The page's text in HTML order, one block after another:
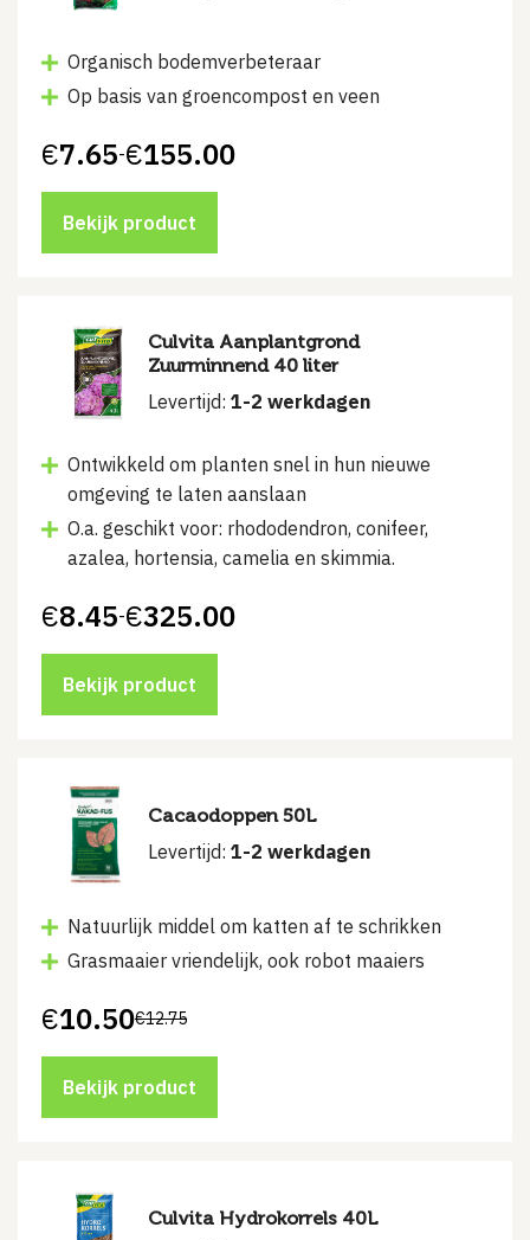
Organisch bodemverbeteraar
Op basis van groencompost en veen
€7.65-€155.00
Prijsklasse:
tot
€155.00
Bekijk product
Culvita Aanplantgrond
Zuurminnend 40 liter
Levertijd: 1-2 werkdagen
Ontwikkeld om planten snel in hun nieuwe
omgeving te laten aanslaan
O.a. geschikt voor: rhododendron, conifeer,
azalea, hortensia, camelia en skimmia.
€8.45-€325.00
Prijsklasse:
tot
€325.00
Bekijk product
Cacaodoppen 50L
Levertijd: 1-2 werkdagen
Natuurlijk middel om katten af te schrikken
Grasmaaier vriendelijk, ook robot maaiers
€12.75
Oorspronkelijke
was:
€12.75.
€10.50
Huidige
is:
€10.50.
Bekijk product
Culvita Hydrokorrels 40L